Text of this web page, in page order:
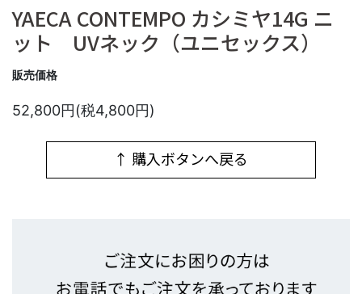
YAECA CONTEMPO カシミヤ14G ニ
ット UVネック（ユニセックス）
販売価格
52,800円(税4,800円)
↑ 購入ボタンへ戻る